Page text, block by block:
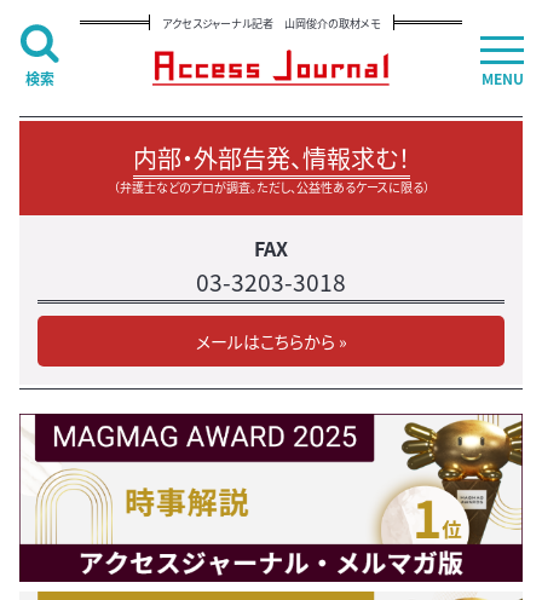
アクセスジャーナル記者 山岡俊介の取材メモ
内部・外部告発、情報求む！
（弁護士などのプロが調査。ただし、公益性あるケースに限る）
FAX
03-3203-3018
メールはこちらから »
MENU
検索